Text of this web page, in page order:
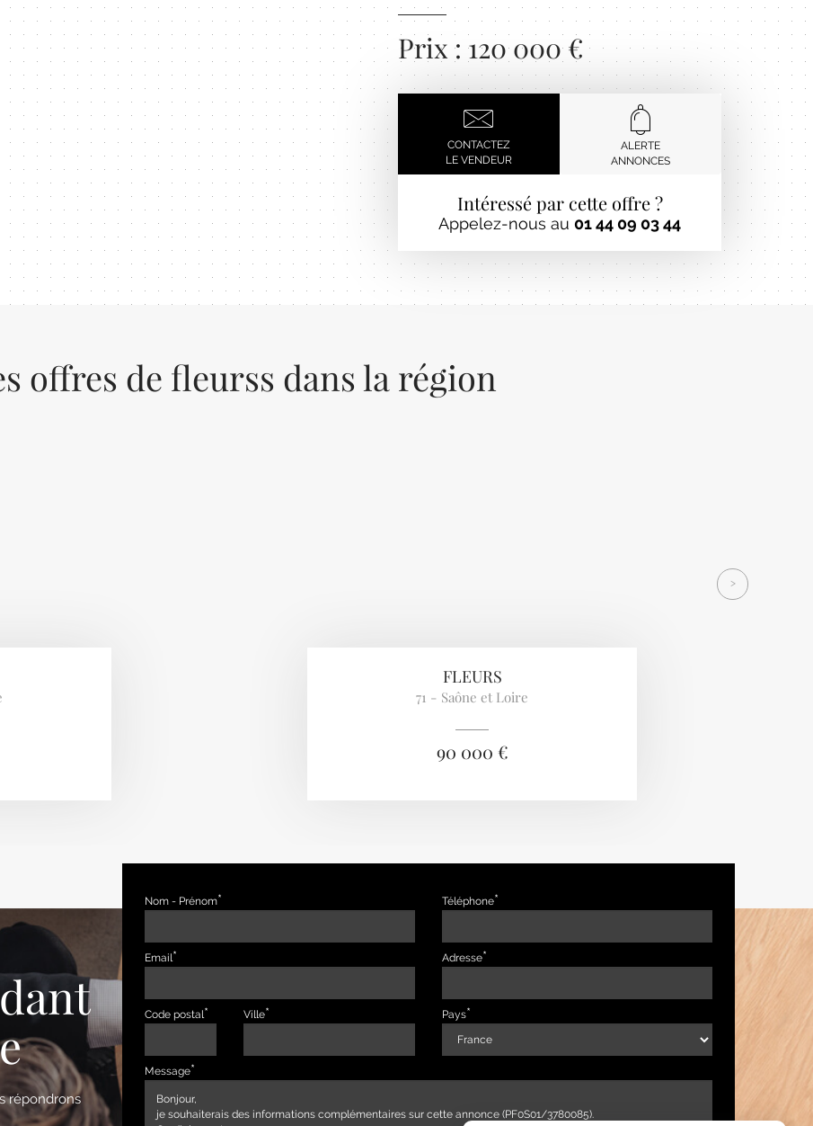
Prix : 120 000 €
CONTACTEZ
LE VENDEUR
ALERTE
ANNONCES
Intéressé par cette offre ?
Appelez-nous au 01 44 09 03 44
offres de fleurss dans la région
FLEURS
71 - Saône et Loire
90 000 €
>
répondrons
Nom - Prénom Téléphone
Email Adresse
Code postal Ville Pays
Message